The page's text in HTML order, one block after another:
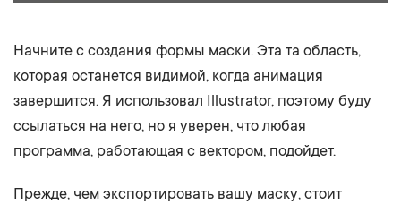
Начните с создания формы маски. Эта та область,
которая останется видимой, когда анимация
завершится. Я использовал Illustrator, поэтому буду
ссылаться на него, но я уверен, что любая
программа, работающая с вектором, подойдет.
Прежде, чем экспортировать вашу маску, стоит